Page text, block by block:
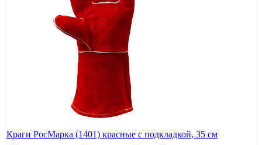
Краги РосМарка (1401) красные с подкладкой, 35 см